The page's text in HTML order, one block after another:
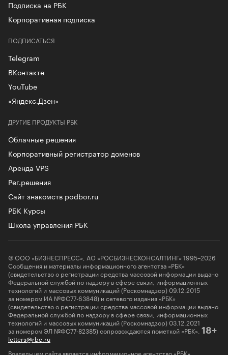
Подписка на РБК
Корпоративная подписка
ДРУГИЕ ПРОДУКТЫ РБК
Облачные решения
Корпоративный регистратор доменов
Аренда VPS
Рег.решения
Сайт знакомств podbor.ru
РБК Курсы
Школа управления РБК
ПОДПИСАТЬСЯ
Telegram
ВКонтакте
YouTube
«Яндекс.Дзен»
© ООО «БИЗНЕСПРЕСС», АО «РОСБИЗНЕСКОНСАЛТИНГ» 1995–2026
Сообщения и материалы информационного агентства «РБК»
(свидетельство о регистрации средства массовой информации выдано
Федеральной службой по надзору в сфере связи, информационных
технологий и массовых коммуникаций (Роскомнадзор) 09.12.2015
за номером ИА №ФС77-63848) и сетевого издания «РБК»
(свидетельство о регистрации средства массовой информации выдано
Федеральной службой по надзору в сфере связи, информационных
технологий и массовых коммуникаций (Роскомнадзор) 03.12.2021
за номером ЭЛ №ФС77-82385) сопровождаются пометкой «РБК». 18+
letters@rbc.ru
Владельцем сайта является информационное агентство «РБК».